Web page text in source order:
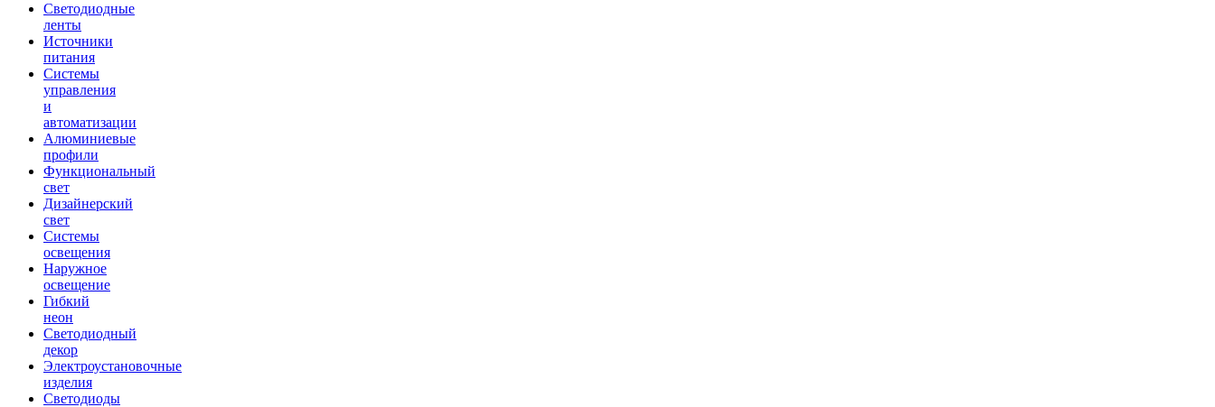
Светодиодные
ленты
Источники
питания
Системы
управления
и
автоматизации
Алюминиевые
профили
Функциональный
свет
Дизайнерский
свет
Системы
освещения
Наружное
освещение
Гибкий
неон
Светодиодный
декор
Электроустановочные
изделия
Светодиоды